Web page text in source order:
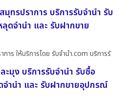
มุทรปราการ บริการรับจำนำ รับ
ดจำนำ และ รับฝากขาย
าร ให้บริการโดย รับจํานํา.com บริการรั
ะมุง บริการรับจำนำ รับซื้อ
ำนำ และ รับฝากขายอุปกรณ์